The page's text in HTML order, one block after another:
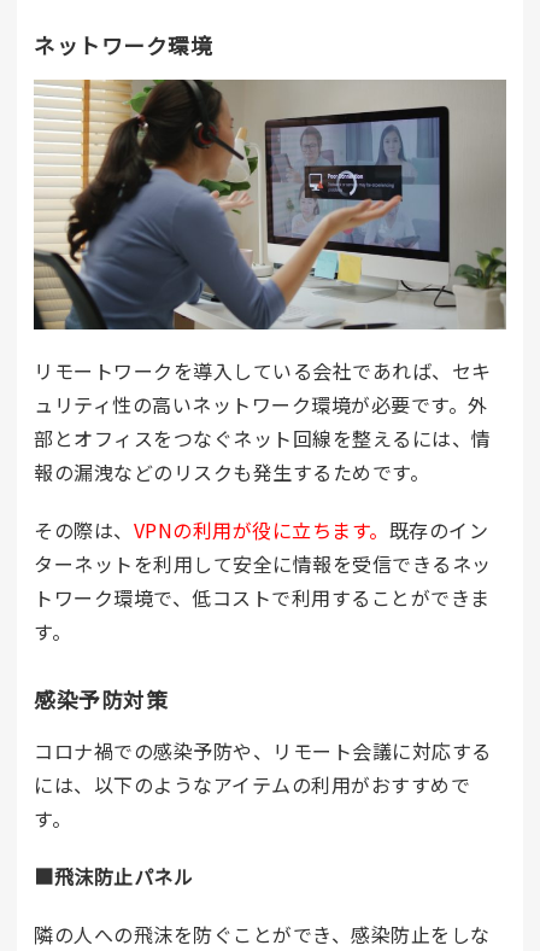
ネットワーク環境
リモートワークを導入している会社であれば、セキ
ュリティ性の高いネットワーク環境が必要です。外
部とオフィスをつなぐネット回線を整えるには、情
報の漏洩などのリスクも発生するためです。
その際は、 VPNの利用が役に立ちます。 既存のイン
ターネットを利用して安全に情報を受信できるネッ
トワーク環境で、低コストで利用することができま
す。
感染予防対策
コロナ禍での感染予防や、リモート会議に対応する
には、以下のようなアイテムの利用がおすすめで
す。
■飛沫防止パネル
隣の人への飛沫を防ぐことができ、感染防止をしな